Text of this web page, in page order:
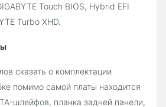
Touch BIOS, Hybrid EFI
Turbo XHD.
сказать о комплектации
помимо самой платы находится
шлейфов, планка задней панели,